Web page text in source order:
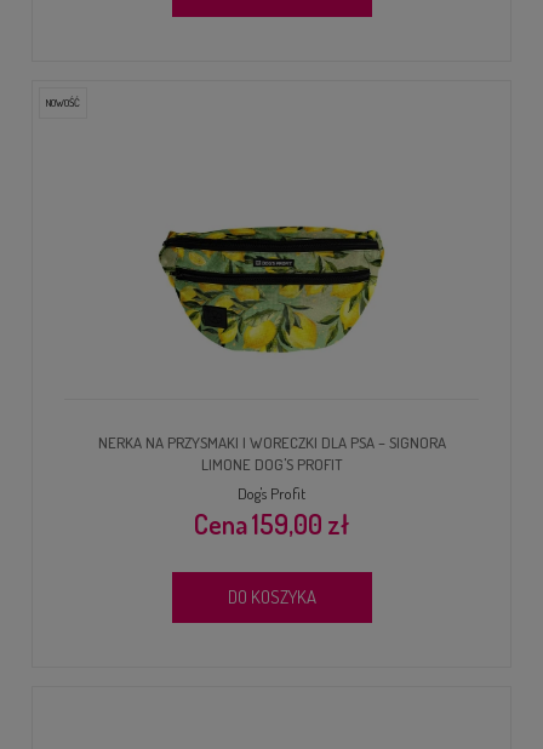
NERKA NA PRZYSMAKI I WORECZKI DLA PSA – SIGNORA
LIMONE DOG'S PROFIT
Dog's Profit
159,00 zł
DO KOSZYKA
NOWOŚĆ